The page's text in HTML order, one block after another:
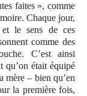
s faites », comme
Chaque jour,
et le sens de ces
comme des
C’est ainsi
qu’on était équipé
mère – bien qu’en
la première fois,